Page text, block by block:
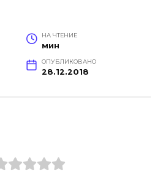
НА ЧТЕНИЕ
мин
ОПУБЛИКОВАНО
28.12.2018